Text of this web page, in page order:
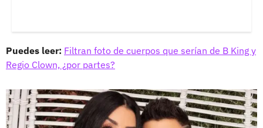
Puedes leer: Filtran foto de cuerpos que serían de B King y
Regio Clown, ¿por partes?